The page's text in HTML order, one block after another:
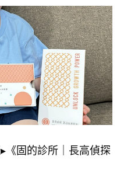
《固的診所｜長高偵探